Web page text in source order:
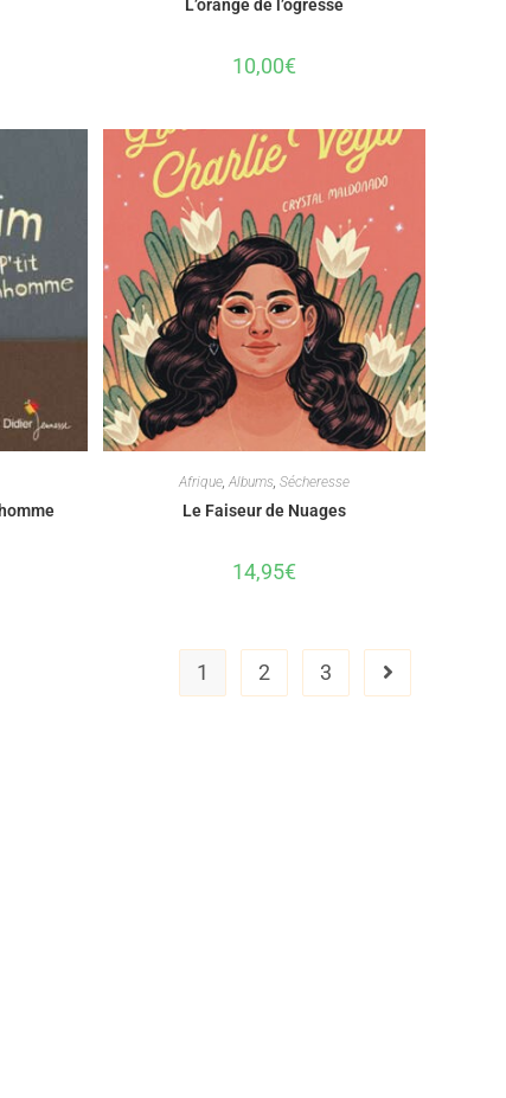
L’orange de l’ogresse
10,00€
Afrique, Albums, Sécheresse
Le Faiseur de Nuages
14,95€
1 2 3